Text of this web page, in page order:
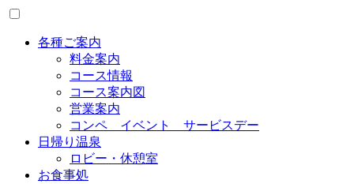
各種ご案内
料金案内
コース情報
コース案内図
営業案内
コンペ イベント サービスデー
日帰り温泉
ロビー・休憩室
お食事処